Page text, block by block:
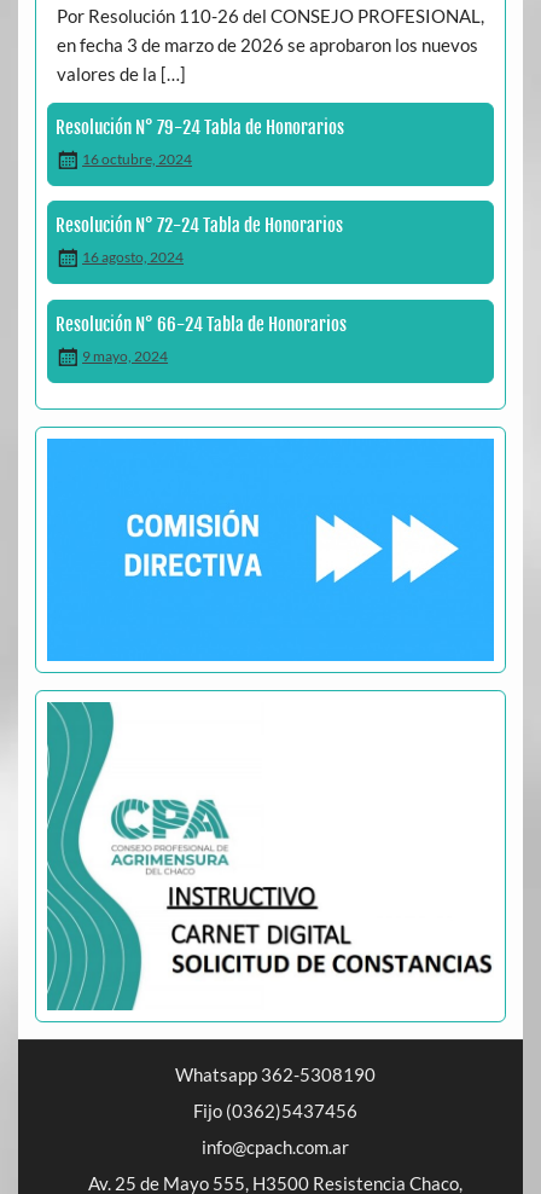
Por Resolución 110-26 del CONSEJO PROFESIONAL,
en fecha 3 de marzo de 2026 se aprobaron los nuevos
valores de la […]
Resolución N° 79-24 Tabla de Honorarios
16 octubre, 2024
Resolución N° 72-24 Tabla de Honorarios
16 agosto, 2024
Resolución N° 66-24 Tabla de Honorarios
9 mayo, 2024
Whatsapp 362-5308190
Fijo (0362)5437456
info@cpach.com.ar
Av. 25 de Mayo 555, H3500 Resistencia Chaco,